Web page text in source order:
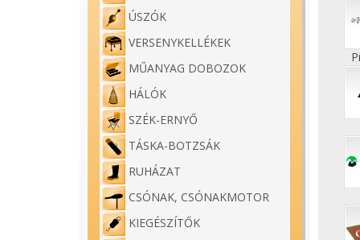
ÚSZÓK
VERSENYKELLÉKEK
MŰANYAG DOBOZOK
HÁLÓK
SZÉK-ERNYŐ
TÁSKA-BOTZSÁK
RUHÁZAT
CSÓNAK, CSÓNAKMOTOR
KIEGÉSZÍTŐK